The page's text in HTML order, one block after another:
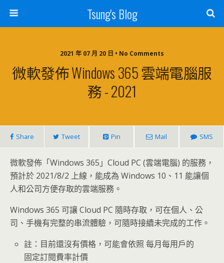
Tsung's Blog
2021 年 07 月 20 日 • No Comments
微軟發佈 Windows 365 雲端電腦服
務 - 2021
Share Tweet Pin Mail SMS
微軟發佈「Windows 365」Cloud PC (雲端電腦) 的服務，
預計於 2021/8/2 上線，能成為 Windows 10、11 能讓個
人和公司方便存取的雲端服務。
Windows 365 可讓 Cloud PC 隨時存取，可在個人、公
司、手機有完整的串流體驗，可隨時接續未完成的工作。
註：目前還沒有價格，可能會依照 每月每用戶的
固定訂閱費率計價